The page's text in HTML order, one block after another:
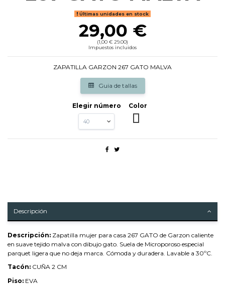
Últimas unidades en stock
29,00 €
(1,00 € 29.00)
Impuestos incluidos
ZAPATILLA GARZON 267 GATO MALVA
Guia de tallas
Elegir número
Color
Descripción
Descripción: Zapatilla mujer para casa 267 GATO de Garzon caliente
en suave tejido malva con dibujo gato. Suela de Microporoso especial
parquet ligera que no deja marca. Cómoda y duradera. Lavable a 30ºC.
Tacón: CUÑA 2 CM
Piso: EVA